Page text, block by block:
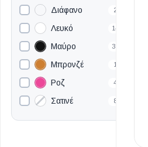
ΕΙΔΟΣ ΠΛΑΚΙΔΙΩΝ
Διάφανο 2
Λευκό 14
Μαύρο 38
Μπρονζέ 1
Ροζ 4
Σατινέ 8
Χρυσό 11
6.2×22×13cm
6.5×19×11cm
6.5×20×3.5cm
6.5×61×3.3cm
6×15×17cm
6×15×23cm